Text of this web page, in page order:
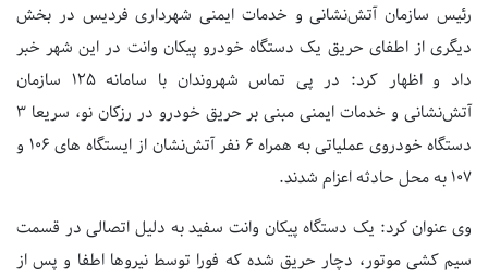
رئیس سازمان آتش‌نشانی و خدمات ایمنی شهرداری فردیس در بخش
دیگری از اطفای حریق یک دستگاه خودرو پیکان وانت در این شهر خبر
داد و اظهار کرد: در پی تماس شهروندان با سامانه ۱۲۵ سازمان
آتش‌نشانی و خدمات ایمنی مبنی بر حریق خودرو در رزکان نو، سریعا ۳
دستگاه خودروی عملیاتی به همراه ۶ نفر آتش‌نشان از ایستگاه های ۱۰۶ و
۱۰۷ به محل حادثه اعزام شدند.
وی عنوان کرد: یک دستگاه پیکان وانت سفید به دلیل اتصالی در قسمت
سیم کشی موتور، دچار حریق شده که فورا توسط نیروها اطفا و پس از